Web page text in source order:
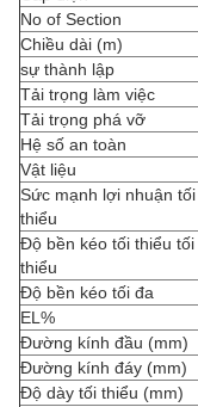
No of Section
Chiều dài (m)
sự thành lập
Tải trọng làm việc
Tải trọng phá vỡ
Hệ số an toàn
Vật liệu
Sức mạnh lợi nhuận tối
thiểu
Độ bền kéo tối thiểu tối
thiểu
Độ bền kéo tối đa
EL%
Đường kính đầu (mm)
Đường kính đáy (mm)
Độ dày tối thiểu (mm)